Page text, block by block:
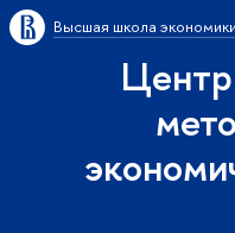
Высшая школа экономики